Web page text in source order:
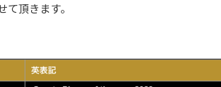
頂きます。